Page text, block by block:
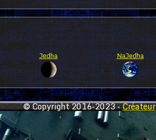
Jedha
NaJedha
© Copyright 2016-2023 -Créateur